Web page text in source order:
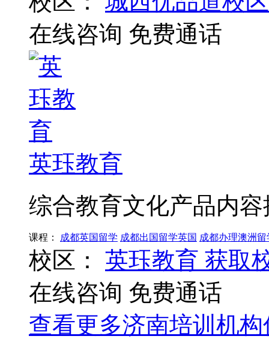
在线咨询 免费通话
英珏教育
综合教育文化产品内
课程： 成都英国留学 成都出国留学英国 成都办理澳洲留
校区： 英珏教育 获取
在线咨询 免费通话
查看更多济南培训机构